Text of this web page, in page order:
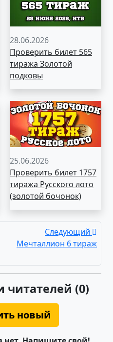
28.06.2026
Проверить билет 565
тиража Золотой
подковы
25.06.2026
Проверить билет 1757
тиража Русского лото
(золотой бочонок)
Следующий
Мечталлион 6 тираж
(0)
новый